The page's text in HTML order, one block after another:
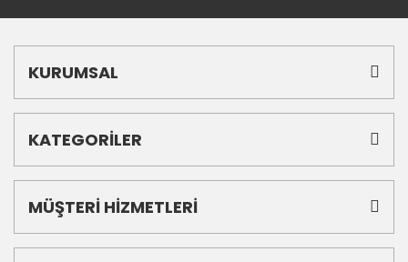
KURUMSAL
KATEGORİLER
MÜŞTERİ HİZMETLERİ